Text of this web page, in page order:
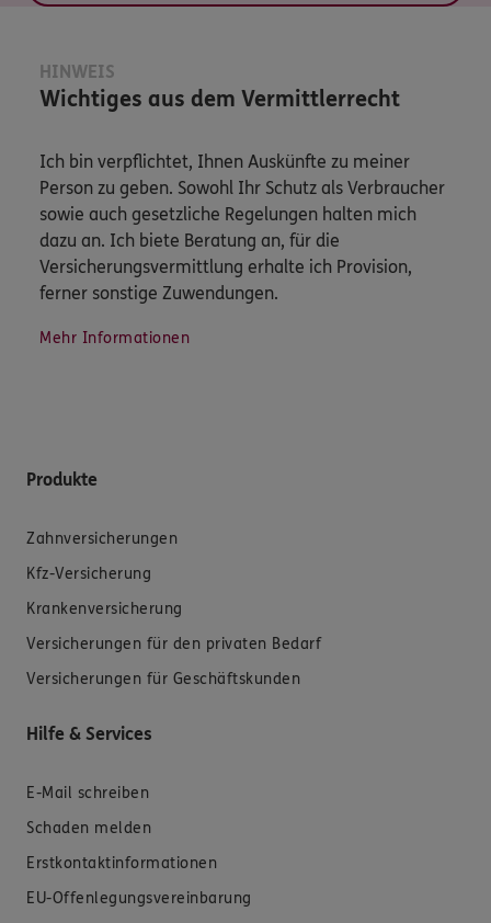
HINWEIS
Wichtiges aus dem Vermittlerrecht
Ich bin verpflichtet, Ihnen Auskünfte zu meiner
Person zu geben. Sowohl Ihr Schutz als Verbraucher
sowie auch gesetzliche Regelungen halten mich
dazu an. Ich biete Beratung an, für die
Versicherungsvermittlung erhalte ich Provision,
ferner sonstige Zuwendungen.
Mehr Informationen
Produkte
Zahnversicherungen
Kfz-Versicherung
Krankenversicherung
Versicherungen für den privaten Bedarf
Versicherungen für Geschäftskunden
Hilfe & Services
E-Mail schreiben
Schaden melden
Erstkontaktinformationen
EU-Offenlegungsvereinbarung